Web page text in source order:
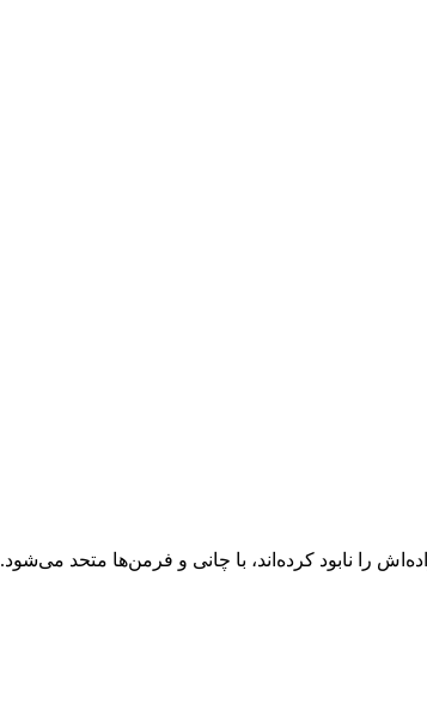
را نابود کرده‌اند، با چانی و فرمن‌ها متحد می‌شود.